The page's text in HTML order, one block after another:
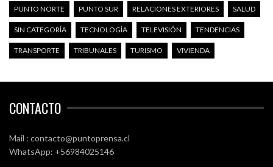
PUNTO NORTE PUNTO SUR RELACIONES EXTERIORES SALUD
SIN CATEGORÍA TECNOLOGÍA TELEVISIÓN TENDENCIAS
TRANSPORTE TRIBUNALES TURISMO VIVIENDA
CONTACTO
Mail : contacto@puntoprensa.cl
WhatsApp: +56984025146